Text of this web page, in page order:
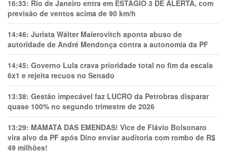
16:33: Rio de Janeiro entra em ESTÁGIO 3 DE ALERTA, com
previsão de ventos acima de 90 km/h
14:46: Jurista Wálter Maierovitch aponta abuso de
autoridade de André Mendonça contra a autonomia da PF
14:45: Governo Lula crava prioridade total no fim da escala
6x1 e rejeita recuos no Senado
13:38: Gestão impecável faz LUCRO da Petrobras disparar
quase 100% no segundo trimestre de 2026
13:29: MAMATA DAS EMENDAS! Vice de Flávio Bolsonaro
vira alvo da PF após Dino enviar auditoria com rombo de R$
49 milhões!